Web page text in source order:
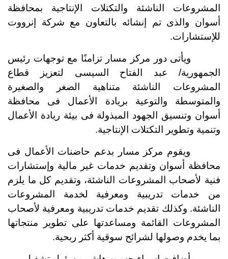
المشروعات الناشئة والتكتلات الإنتاجية بمحافظة
أسوان والذى تم إنشائه بالتعاون مع شركة إنرووت
للإستشارات.
ويأتى دور مركز مسار تزامنًا مع توجهات رئيس
الجمهورية/ عبد الفتاح السيسى لتعزيز قطاع
المشروعات الناشئة متناهية الصغر والصغيرة
والمتوسطة والتوعية بريادة الأعمال فى محافظة
أسوان وتنسيق الجهود المبذولة فى بيئة ريادة الأعمال
وتنمية وتطوير التكتلات الإنتاجية.
ويقوم مركز مسار بدعم حاضنات الأعمال فى
محافظة أسوان وتقديم خدمات غير مالية وإستشارات
فنية لأصحاب المشروعات الناشئة، وتقديم كل ما يلزم
من خدمات تدريبية ومعرفية لخدمة المشروعات
الناشئة. وكذلك تقديم خدمات تدريبية ومعرفية لأصحاب
المشروعات القائمة ومساعدتها على تطوير منتجاتها
بما يخدم وصولها لشرائح سوقية أكثر ربحية.